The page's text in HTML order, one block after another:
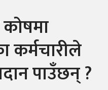
कर्मचारीले
पाउँछन्‌ ?